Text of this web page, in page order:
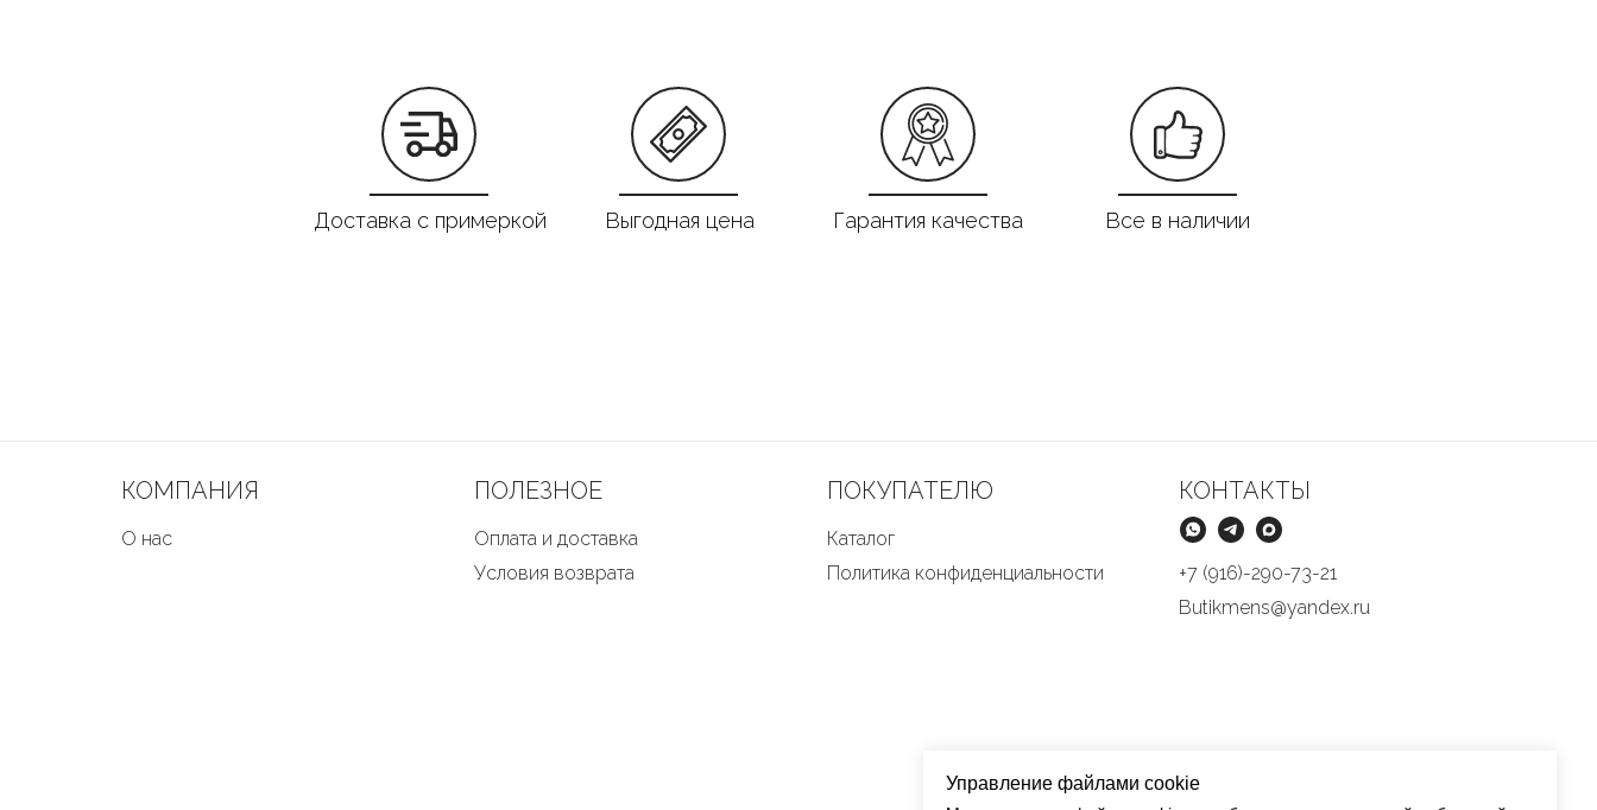
Доставка с примеркой Выгодная цена Гарантия качества Все в наличии
КОМПАНИЯ
О нас
ПОЛЕЗНОЕ
Оплата и доставка
Условия возврата
ПОКУПАТЕЛЮ
Каталог
Политика конфиденциальности
КОНТАКТЫ
Butikmens@yandex.ru
+7 (916)-290-73-21
Управление файлами cookie